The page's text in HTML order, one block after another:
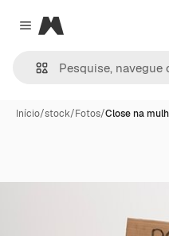
Close menu
Magnific
Início/stock/Fotos/Close na